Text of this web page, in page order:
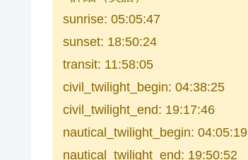
sunrise: 05:05:47
sunset: 18:50:24
transit: 11:58:05
civil_twilight_begin: 04:38:25
civil_twilight_end: 19:17:46
nautical_twilight_begin: 04:05:19
nautical_twilight_end: 19:50:52